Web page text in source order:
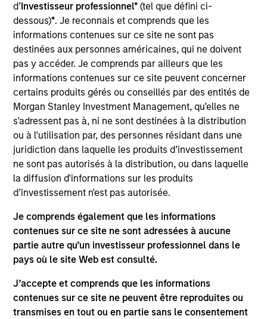
d’Investisseur professionnel*(tel que défini ci-
dessous)*. Je reconnais et comprends que les
informations contenues sur ce site ne sont pas
destinées aux personnes américaines, qui ne doivent
pas y accéder. Je comprends par ailleurs que les
informations contenues sur ce site peuvent concerner
certains produits gérés ou conseillés par des entités de
Morgan Stanley Investment Management, qu’elles ne
s'adressent pas à, ni ne sont destinées à la distribution
ou à l'utilisation par, des personnes résidant dans une
juridiction dans laquelle les produits d’investissement
ne sont pas autorisés à la distribution, ou dans laquelle
la diffusion d'informations sur les produits
d’investissement n'est pas autorisée.
Je comprends également que les informations
contenues sur ce site ne sont adressées à aucune
partie autre qu’un investisseur professionnel dans le
pays où le site Web est consulté.
J’accepte et comprends que les informations
contenues sur ce site ne peuvent être reproduites ou
transmises en tout ou en partie sans le consentement
Andrew is a vice president of Morgan Stanley and a
research analyst on the Eaton Vance Core/Growth
team. He is responsible for coverage of fintech,
financials and real estate. He joined Eaton Vance in
2017. Morgan Stanley acquired Eaton Vance in
March 2021. Andrew earned a B.A. in physics and
economics from Connecticut College. He is a CFA
charterholder and member of CFA Society Boston.
Team Insights